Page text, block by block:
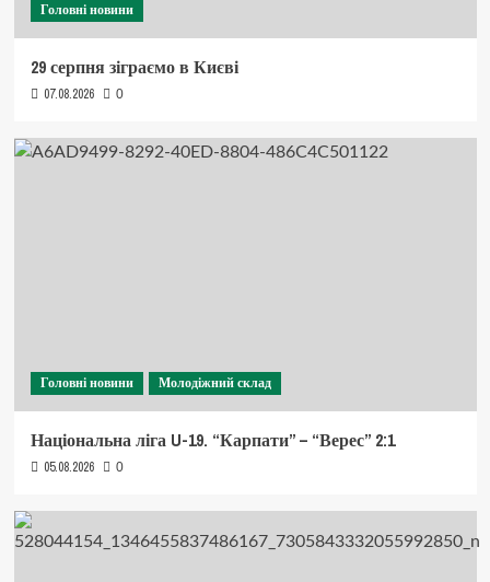
Головні новини
29 серпня зіграємо в Києві
07.08.2026 0
Головні новини Молодіжний склад
Національна ліга U-19. “Карпати” – “Верес” 2:1
05.08.2026 0